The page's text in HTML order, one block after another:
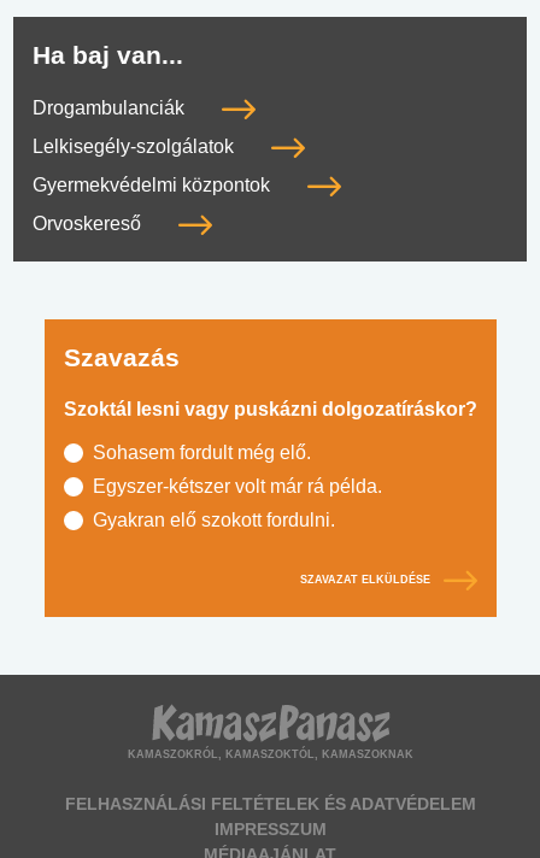
Ha baj van...
Drogambulanciák
Lelkisegély-szolgálatok
Gyermekvédelmi központok
Orvoskereső
Szavazás
Szoktál lesni vagy puskázni dolgozatíráskor?
Sohasem fordult még elő.
Egyszer-kétszer volt már rá példa.
Gyakran elő szokott fordulni.
SZAVAZAT ELKÜLDÉSE
KAMASZOKRÓL, KAMASZOKTÓL, KAMASZOKNAK
FELHASZNÁLÁSI FELTÉTELEK ÉS ADATVÉDELEM
IMPRESSZUM